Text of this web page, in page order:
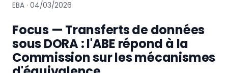
EBA · 04/03/2026
Focus — Transferts de données
sous DORA : l'ABE répond à la
Commission sur les mécanismes